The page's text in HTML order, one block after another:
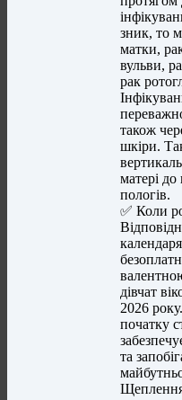
зник, то
матки,
вульви,
рак
також
шкіри.
матері
пологів.
✅ Коли
дівчат
2026
початку
та
Щеплення